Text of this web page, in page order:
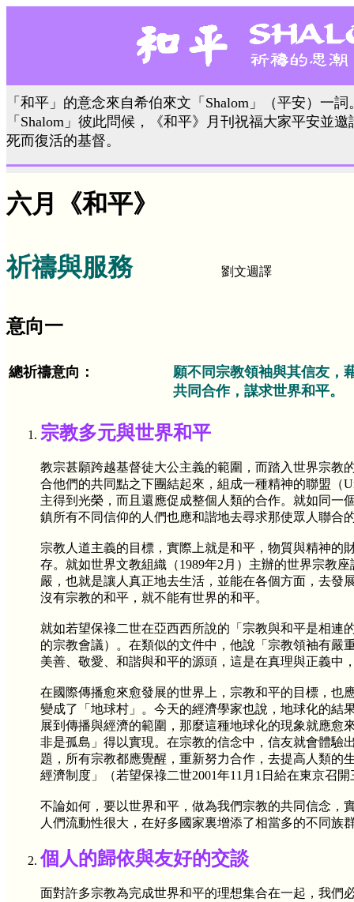
「和平」的意念來自希伯來文「Shalom」（平安）一
「Shalom」彼此問候，《和平》月刊祝福大家平安並
死而復活的基督。
六月《和平》
祈禱與服務劉文週譯
意向一
總祈禱意向：
願不同宗教領袖與其信友，
共同合作，謀求世界和平。
宗教多元與世界和平
教宗甚願跨越基督徒大公主義的範圍，而踏入世界宗教
合他們的共同點之下團結起來，組成一種精神的聯盟（
主得到光榮，而且還應促成整個人類的合作。就如同一
鎮所有不同信仰的人們也應和諧地去尋求那使眾人聯合
宗教人道主義的目標，實際上就是和平，物質與精神的
存。就如世界文教組織（1989年2月）主辦的世界宗教
嚴，也就是讓人真正地去生活，並能在各個方面，去發
沒有宗教的和平，就不能有世界的和平。
就如若望保祿二世在亞西西所說的「宗教與和平是相連
的宗教會議）。在類似的文件中，他說「宗教領袖有嚴
美善、敬愛、和諧與和平的源頭，這是在真理與正義中
在國際傳播愈來愈發展的世界上，宗教和平的目標，也
變成了「地球村」。今天的經濟學家也說，地球化的結
展到傳播與經濟的範圍，那麼這種地球化的現象就應
非是孤島」得以實現。在宗教的信念中，信友就會體驗
題，所有宗教都應覺醒，重新努力合作，去提高人類的
經濟制度」（若望保祿二世2001年11月1日給在東京召
不論如何，要以世界和平，做為我們宗教的共同信念，
人們流動性很大，在好多國家裏增添了相當多的不同族
個人的歸依與友好的交談
面對許多宗教為完成世界和平的理想集合在一起，我們